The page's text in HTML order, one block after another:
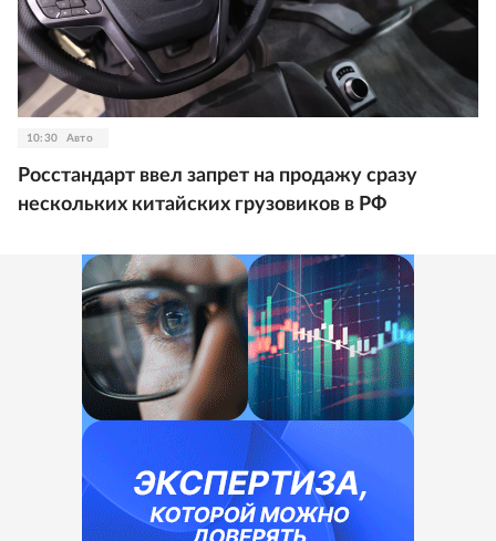
10:30 Авто
Росстандарт ввел запрет на продажу сразу
нескольких китайских грузовиков в РФ